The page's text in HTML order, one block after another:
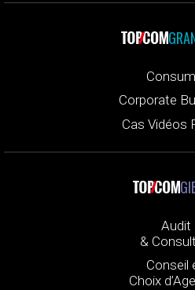
Corporate
Cas Vidéos
Audit
&
Conseil
Choix